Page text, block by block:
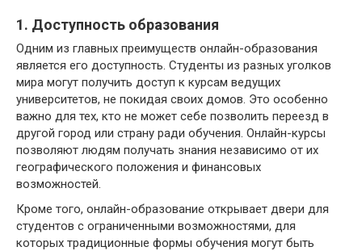
1. Доступность образования
Одним из главных преимуществ онлайн-образования
является его доступность. Студенты из разных уголков
мира могут получить доступ к курсам ведущих
университетов, не покидая своих домов. Это особенно
важно для тех, кто не может себе позволить переезд в
другой город или страну ради обучения. Онлайн-курсы
позволяют людям получать знания независимо от их
географического положения и финансовых
возможностей.
Кроме того, онлайн-образование открывает двери для
студентов с ограниченными возможностями, для
которых традиционные формы обучения могут быть